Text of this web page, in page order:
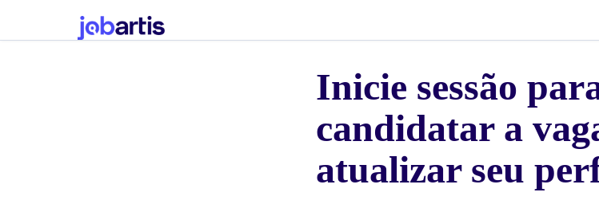
Inicie sessão
candidatar a
atualizar seu